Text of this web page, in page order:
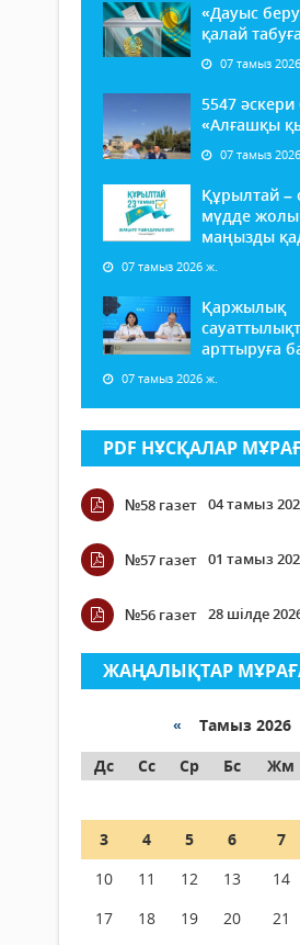
«Дауыс беру
қалай
07 тамыз
5547 әскери
«Алғашқы
07 тамыз
Құрылтай –
мүдде
маңызды
07 тамыз 2026 ж.
Қаржылық
арттыруға
07 тамыз 2026 ж.
PDF НҰСҚАЛАР
№58 газет 04 тамыз
№57 газет 01 тамыз
№56 газет 28 шілде
ЖАҢАЛЫҚТАР
« Тамыз
Дс
Сс Ср Бс Жм
3
4 5 6 7
10
11 12 13 14
17
18 19 20 21